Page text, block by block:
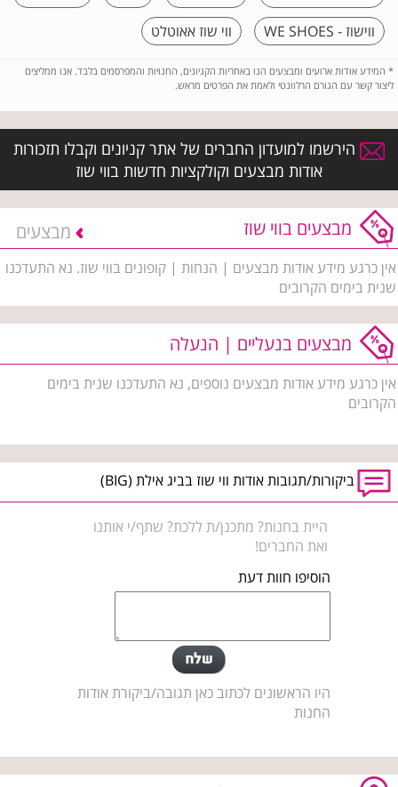
ווישוז - WE SHOES
ווי שוז אאוטלט
* המידע אודות ארועים ומבצעים הנו באחריות הקניונים, החנויות והמפרסמים בלבד. אנו ממליצים
ליצור קשר עם הגורם הרלוונטי ולאמת את הפרטים מראש.
הירשמו למועדון החברים של אתר קניונים וקבלו תזכורות
אודות מבצעים וקולקציות חדשות בווי שוז
מבצעים בווי שוז מבצעים
אין כרגע מידע אודות מבצעים | הנחות | קופונים בווי שוז. נא התעדכנו
שנית בימים הקרובים
מבצעים בנעליים | הנעלה
אין כרגע מידע אודות מבצעים נוספים, נא התעדכנו שנית בימים
הקרובים
ביקורות/תגובות אודות ווי שוז בביג אילת (BIG)
היית בחנות? מתכנן/ת ללכת? שתף/י אותנו
ואת החברים!
הוסיפו חוות דעת
היו הראשונים לכתוב כאן תגובה/ביקורת אודות
החנות